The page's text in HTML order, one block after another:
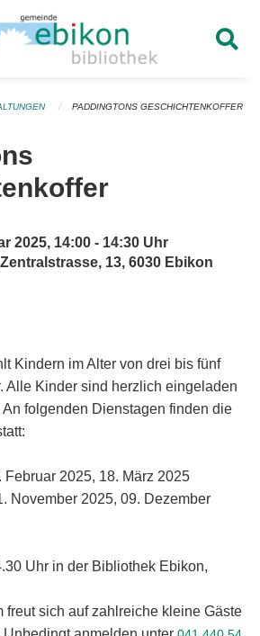
PADDINGTONS GESCHICHTENKOFFER
2025, 14:00 - 14:30 Uhr
13, 6030 Ebikon
Kindern im Alter von drei bis fünf
Alle Kinder sind herzlich eingeladen
folgenden Dienstagen finden die
Februar 2025, 18. März 2025
November 2025, 09. Dezember
Uhr in der Bibliothek Ebikon,
freut sich auf zahlreiche kleine Gäste